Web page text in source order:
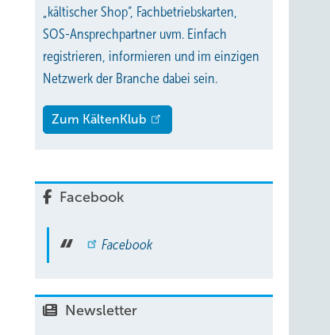
„kältischer Shop“, Fachbetriebskarten,
SOS-Ansprechpartner uvm. Einfach
registrieren, informieren und im einzigen
Netzwerk der Branche dabei sein.
Zum KältenKlub
Facebook
Facebook
Newsletter